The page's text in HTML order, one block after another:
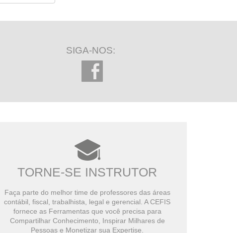
SIGA-NOS:
TORNE-SE INSTRUTOR
Faça parte do melhor time de professores das áreas
contábil, fiscal, trabalhista, legal e gerencial. A CEFIS
fornece as Ferramentas que você precisa para
Compartilhar Conhecimento, Inspirar Milhares de
Pessoas e Monetizar sua Expertise.